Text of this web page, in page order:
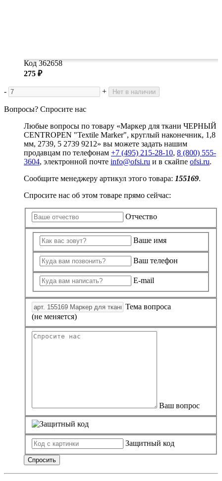
Код 362658
275 ₽
- + Нет в наличии
Вопросы? Спросите нас
Любые вопросы по товару «Маркер для ткани ЧЕРНЫЙ
CENTROPEN "Textile Marker", круглый наконечник, 1,8
мм, 2739, 5 2739 9212» вы можете задать нашим
продавцам по телефонам +7 (495) 215-28-10, 8 (800) 555-
3604, электронной почте info@ofsi.ru и в скайпе ofsi.ru.
Сообщите менеджеру артикул этого товара: 155169.
Спросите нас об этом товаре прямо сейчас:
Отчество
Ваше имя
Ваш телефон
E-mail
Тема вопроса
(не меняется)
Ваш вопрос
Защитный код
Спросить